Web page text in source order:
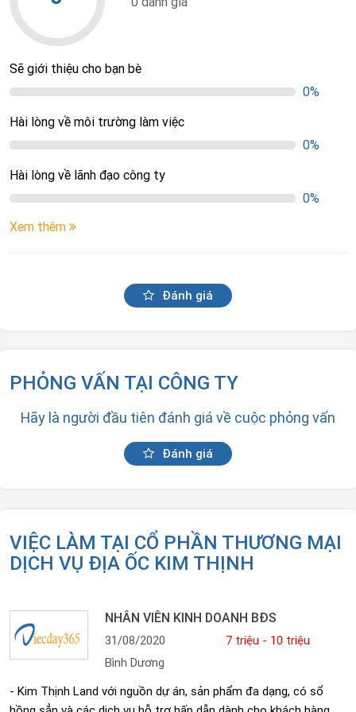
Sẽ giới thiệu cho bạn bè
0%
Hài lòng về môi trường làm việc
0%
Hài lòng về lãnh đạo công ty
0%
Xem thêm
Đánh giá
PHỎNG VẤN TẠI CÔNG TY
Hãy là người đầu tiên đánh giá về cuộc phỏng vấn
Đánh giá
VIỆC LÀM TẠI CỔ PHẦN THƯƠNG MẠI
DỊCH VỤ ĐỊA ỐC KIM THỊNH
NHÂN VIÊN KINH DOANH BĐS
31/08/2020
7 triệu - 10 triệu
Bình Dương
- Kim Thịnh Land với nguồn dự án, sản phẩm đa dạng, có sổ